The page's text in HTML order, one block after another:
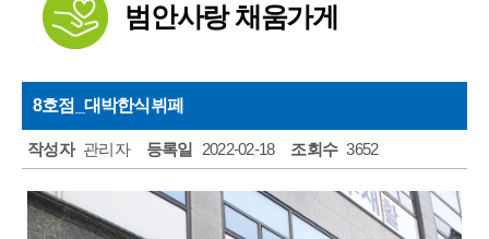
후원신청
자원봉사안내
자원봉사신청
범안사랑 채움가게
8호점_대박한식뷔페
작성자 관리자 등록일 2022-02-18 조회수 3652